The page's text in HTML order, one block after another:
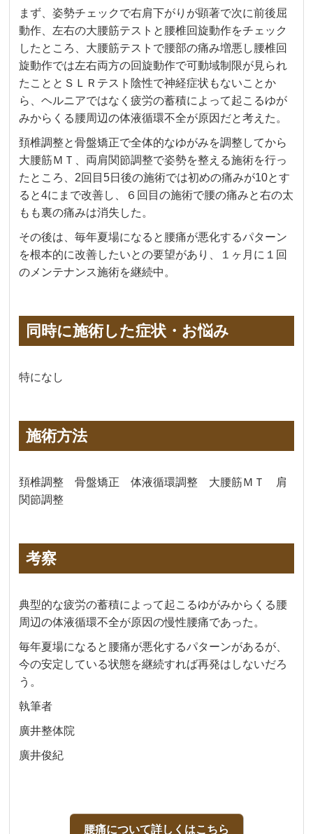
まず、姿勢チェックで右肩下がりが顕著で次に前後屈
動作、左右の大腰筋テストと腰椎回旋動作をチェック
したところ、大腰筋テストで腰部の痛み増悪し腰椎回
旋動作では左右両方の回旋動作で可動域制限が見られ
たこととＳＬＲテスト陰性で神経症状もないことか
ら、ヘルニアではなく疲労の蓄積によって起こるゆが
みからくる腰周辺の体液循環不全が原因だと考えた。
頚椎調整と骨盤矯正で全体的なゆがみを調整してから
大腰筋ＭＴ、両肩関節調整で姿勢を整える施術を行っ
たところ、2回目5日後の施術では初めの痛みが10とす
ると4にまで改善し、６回目の施術で腰の痛みと右の太
もも裏の痛みは消失した。
その後は、毎年夏場になると腰痛が悪化するパターン
を根本的に改善したいとの要望があり、１ヶ月に１回
のメンテナンス施術を継続中。
同時に施術した症状・お悩み
特になし
施術方法
頚椎調整 骨盤矯正 体液循環調整 大腰筋ＭＴ 肩
関節調整
考察
典型的な疲労の蓄積によって起こるゆがみからくる腰
周辺の体液循環不全が原因の慢性腰痛であった。
毎年夏場になると腰痛が悪化するパターンがあるが、
今の安定している状態を継続すれば再発はしないだろ
う。
執筆者
廣井整体院
廣井俊紀
腰痛について詳しくはこちら